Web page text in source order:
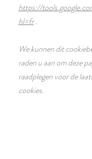
https://
hl=fr.
We kunnen dit
raden u aan om deze
raadplegen voor de
cookies.